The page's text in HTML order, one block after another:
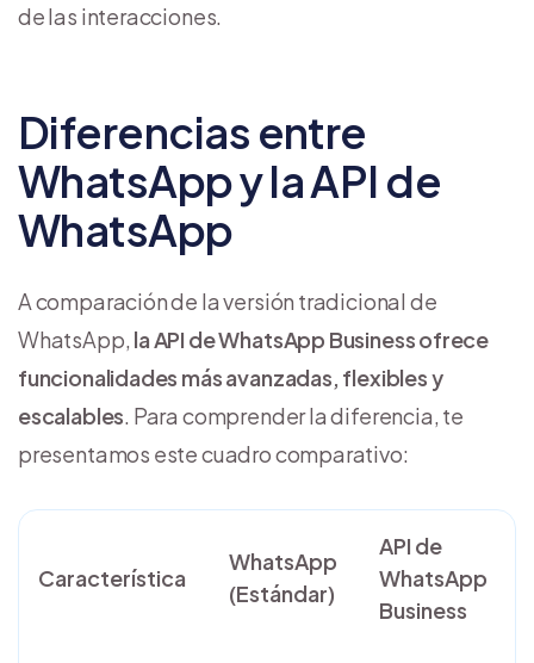
de las interacciones.
Diferencias entre
WhatsApp y la API de
WhatsApp
A comparación de la versión tradicional de
WhatsApp, la API de WhatsApp Business ofrece
funcionalidades más avanzadas, flexibles y
escalables. Para comprender la diferencia, te
presentamos este cuadro comparativo:
Característica
WhatsApp
(Estándar)
API de
WhatsApp
Business